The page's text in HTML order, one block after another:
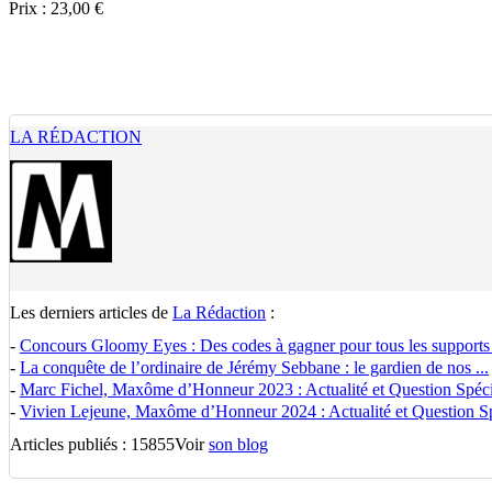
Prix : 23,00 €
LA RÉDACTION
Les derniers articles de La Rédaction :
- Concours Gloomy Eyes : Des codes à gagner pour tous les
- La conquête de l’ordinaire de Jérémy Sebbane : le gardien de nos ...
- Marc Fichel, Maxôme d’Honneur 2023 : Actualité et Question
- Vivien Lejeune, Maxôme d’Honneur 2024 : Actualité et Question
Articles publiés : 15855Voirson blog